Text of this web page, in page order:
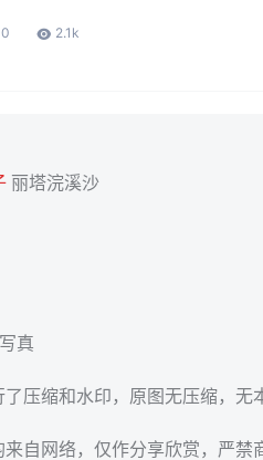
0 2.1k
丽塔浣溪沙
真
压缩和水印，原图无压缩，无
自网络，仅作分享欣赏，严